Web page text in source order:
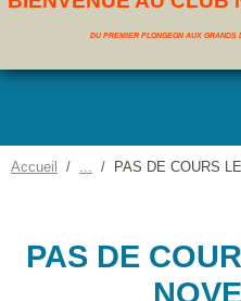
DU PREMIER PLONGEON AUX GRANDS
Accueil PAS DE COURS
PAS DE